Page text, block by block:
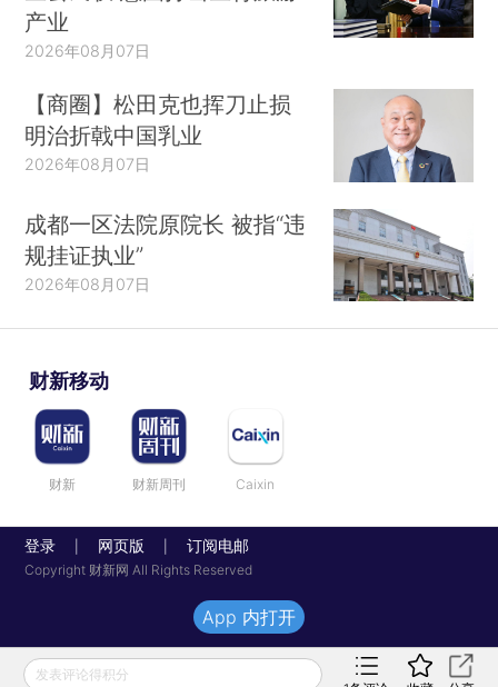
产业
2026年08月07日
【商圈】松田克也挥刀止损
明治折戟中国乳业
2026年08月07日
成都一区法院原院长 被指“违
规挂证执业”
2026年08月07日
财新移动
财新 财新周刊 Caixin
登录 网页版 订阅电邮
Copyright 财新网 All Rights Reserved
发表评论得积分
App 内打开